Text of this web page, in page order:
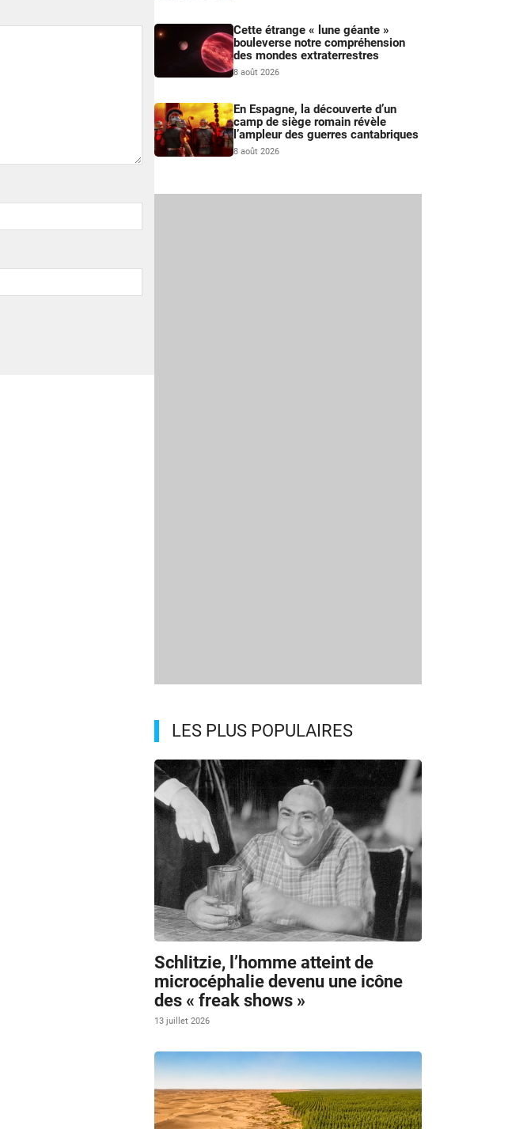
Cette étrange « lune géante »
bouleverse notre compréhension
des mondes extraterrestres
8 août 2026
En Espagne, la découverte d’un
camp de siège romain révèle
l’ampleur des guerres cantabriques
8 août 2026
LES PLUS POPULAIRES
Schlitzie, l’homme atteint de
microcéphalie devenu une icône
des « freak shows »
13 juillet 2026